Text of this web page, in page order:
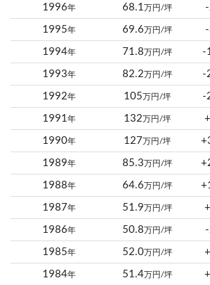
1996年 68.1 万円/坪
1995年 69.6 万円/坪
1994年 71.8 万円/坪 -
1993年 82.2 万円/坪 -
1992年 105 万円/坪 -
1991年 132 万円/坪
1990年 127 万円/坪
1989年 85.3 万円/坪
1988年 64.6 万円/坪
1987年 51.9 万円/坪
1986年 50.8 万円/坪
1985年 52.0 万円/坪
1984年 51.4 万円/坪